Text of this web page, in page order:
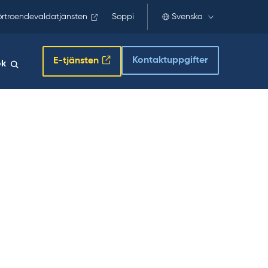
Soppi Svenska
E-tjänsten Kontaktuppgifter